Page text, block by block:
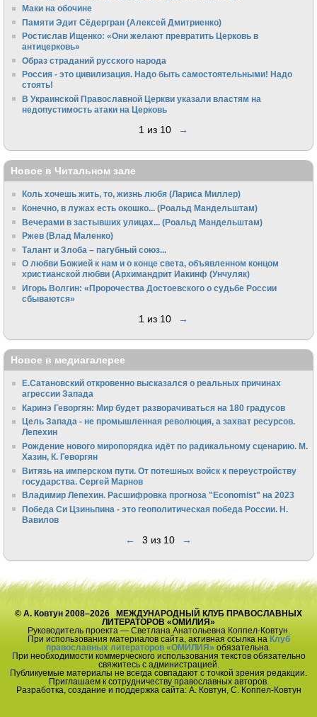
Маки на обочине
Памяти Эдит Сёдергран (Алексей Дмитриенко)
Ростислав Ищенко: «Они желают превратить Церковь в
антицерковь»
Образ страданий русского народа
Россия - это цивилизация. Надо быть самостоятельными! Надо
стоять!
В Украинской Православной Церкви указали властям на
недопустимость атаки на Церковь
1 из 10 →
Новое в Читальном зале
Коль хочешь жить, то, жизнь любя (Лариса Миллер)
Конечно, в лужах есть окошко... (Роальд Мандельштам)
Вечерами в застывших улицах... (Роальд Мандельштам)
Ржев (Влад Маленко)
Талант и Злоба – пагубный союз...
О любви Божией к нам и о конце света, объявленном концом
христианской любви (Архимандрит Иакинф (Унчуляк)
Игорь Волгин: «Пророчества Достоевского о судьбе России
сбываются»
1 из 10 →
Новое в медиагалерее
Е.Сатановский откровенно высказался о реальных причинах
агрессии Запада
Каринэ Геворгян: Мир будет разворачиваться на 180 градусов
Цель Запада - не промышленная революция, а захват ресурсов.
Лепехин
Рождение нового миропорядка идёт по радикальному сценарию. М.
Хазин, К. Геворгян
Витязь на имперском пути. От потешных войск к переустройству
государства. Сергей Марнов
Владимир Лепехин. Расшифровка прогноза "Economist" на 2023
Победа Си Цзиньпина - это геополитическая победа России. Н.
Вавилов
← 3 из 10 →
© А. Ковтун 2008–2026 МЕЖДУНАРОДНЫЙ КЛУБ ПРАВОСЛАВНЫХ
ЛИТЕРАТОРОВ «ОМИЛИЯ»
Руководитель проекта — Светлана Анатольевна Коппел-Ковтун.
При использования материалов сайта, активная ссылка на Клуб
православных литераторов «ОМИЛИЯ» обязательна.
При необходимости коммерческого использования текстов обязательно
свяжитесь с администрацией.
Публикуемые материалы не всегда совпадают с точкой зрения редакции.
Приглашаем к сотрудничеству православных авторов.
Разработка, создание и поддержка сайта: А. Ковтун, С. Коппел-Ковтун